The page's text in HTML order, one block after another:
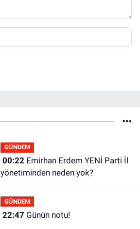
GÜNDEM
00:22Emirhan Erdem YENİ Parti İl
yönetiminden neden yok?
GÜNDEM
22:47 Günün notu!